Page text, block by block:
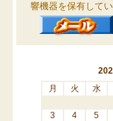
響機器を保有して
月
火 水
3
4 5